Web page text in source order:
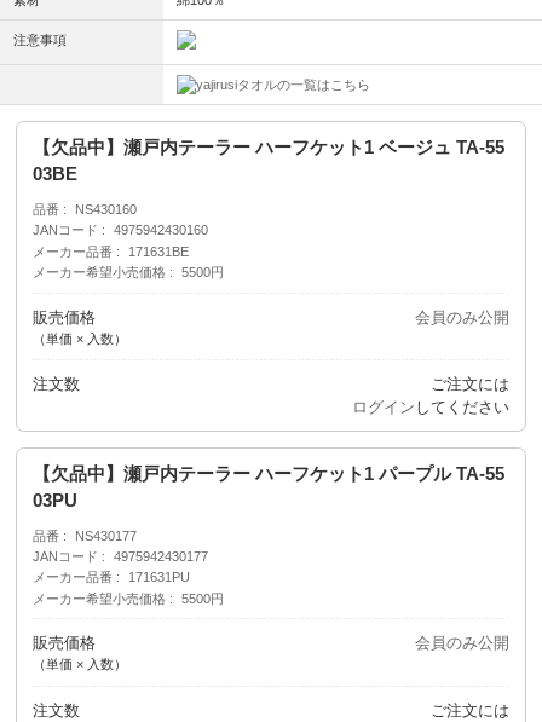
注意事項
タオルの一覧はこちら
【欠品中】瀬戸内テーラー ハーフケット1 ベージュ TA-55
03BE
品番
NS430160
JANコード
4975942430160
メーカー品番
171631BE
メーカー希望小売価格
5500円
販売価格
（単価 × 入数）
会員のみ公開
注文数
ご注文には
ログイン してください
【欠品中】瀬戸内テーラー ハーフケット1 パープル TA-55
03PU
品番
NS430177
JANコード
4975942430177
メーカー品番
171631PU
メーカー希望小売価格
5500円
販売価格
（単価 × 入数）
会員のみ公開
注文数
ご注文には